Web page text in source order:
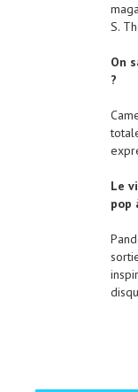
S.
On
?
Le
pop